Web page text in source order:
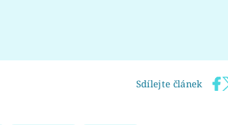
Sdílejte článek